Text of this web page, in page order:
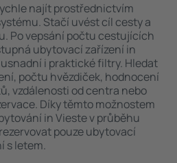
najít prostřednictvím
Stačí uvést cíl cesty a
Po vepsání počtu cestujících
ubytovací zařízení in
i praktické filtry. Hledat
počtu hvězdiček, hodnocení
vzdálenosti od centra nebo
Díky těmto možnostem
in Vieste v průběhu
pouze ubytovací
s letem.